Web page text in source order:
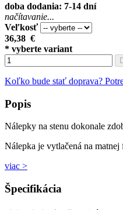
doba dodania: 7-14 dní
načítavanie...
Veľkosť
36,38 €
* vyberte variant
Koľko bude stať doprava?
Popis
Nálepky na stenu dokonale
Nálepka je vytlačená na
viac >
Špecifikácia